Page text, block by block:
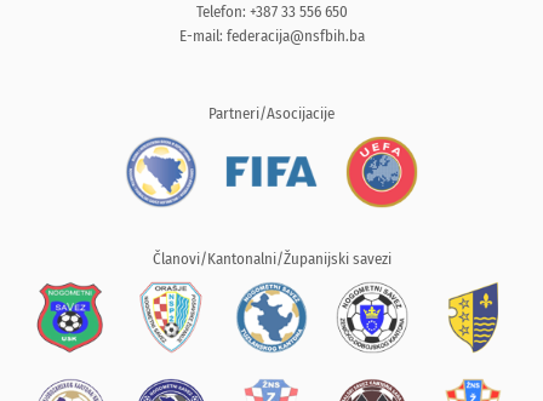
Telefon: +387 33 556 650
E-mail: federacija@nsfbih.ba
Partneri/Asocijacije
Članovi/Kantonalni/Županijski savezi